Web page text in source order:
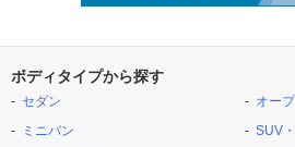
ボディタイプから探す
セダン
ミニバン
オー
SUV